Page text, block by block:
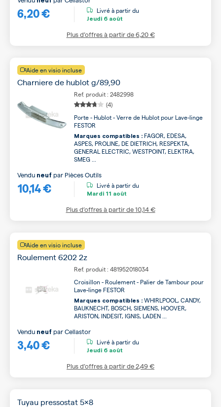
6,20 € Livré à partir du
Jeudi 6 août
Plus d’offres à partir de6,20 €
Aide en visio incluse
Charniere de hublot g/89,90
Ref. produit : 2482998
(4)
Porte - Hublot - Verre de Hublot pour Lave-linge
FESTOR
Marques compatibles : FAGOR, EDESA,
ASPES, PROLINE, DE DIETRICH, RESPEKTA,
GENERAL ELECTRIC, WESTPOINT, ELEKTRA,
SMEG ...
10,14 €
Vendu neuf par Pièces Outils
Livré à partir du
Mardi 11 août
Plus d’offres à partir de10,14 €
Aide en visio incluse
Roulement 6202 2z
Ref. produit : 481952018034
Croisillon - Roulement - Palier de Tambour pour
Lave-linge FESTOR
Marques compatibles : WHIRLPOOL, CANDY,
BAUKNECHT, BOSCH, SIEMENS, HOOVER,
ARISTON, INDESIT, IGNIS, LADEN ...
3,40 €
Vendu neuf parCellastor
Livré à partir du
Jeudi 6 août
Plus d’offres à partir de2,49 €
Tuyau pressostat 5x8